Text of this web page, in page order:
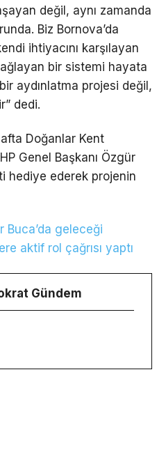
değil, aynı zamanda
Biz Bornova’da
ihtiyacını karşılayan
bir sistemi hayata
aydınlatma projesi değil,
dedi.
Doğanlar Kent
Genel Başkanı Özgür
hediye ederek projenin
Buca’da geleceği
aktif rol çağrısı yaptı
Gündem